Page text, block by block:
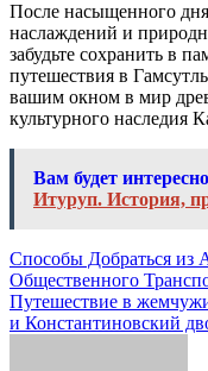
После насыщенного
наслаждений и
забудьте сохранить в
путешествия в
вашим окном в мир
культурного наследия
Вам будет интересно
Итуруп. История,
Навигация
по
записям
Способы Добраться из
Общественного
Путешествие в
и Константиновский